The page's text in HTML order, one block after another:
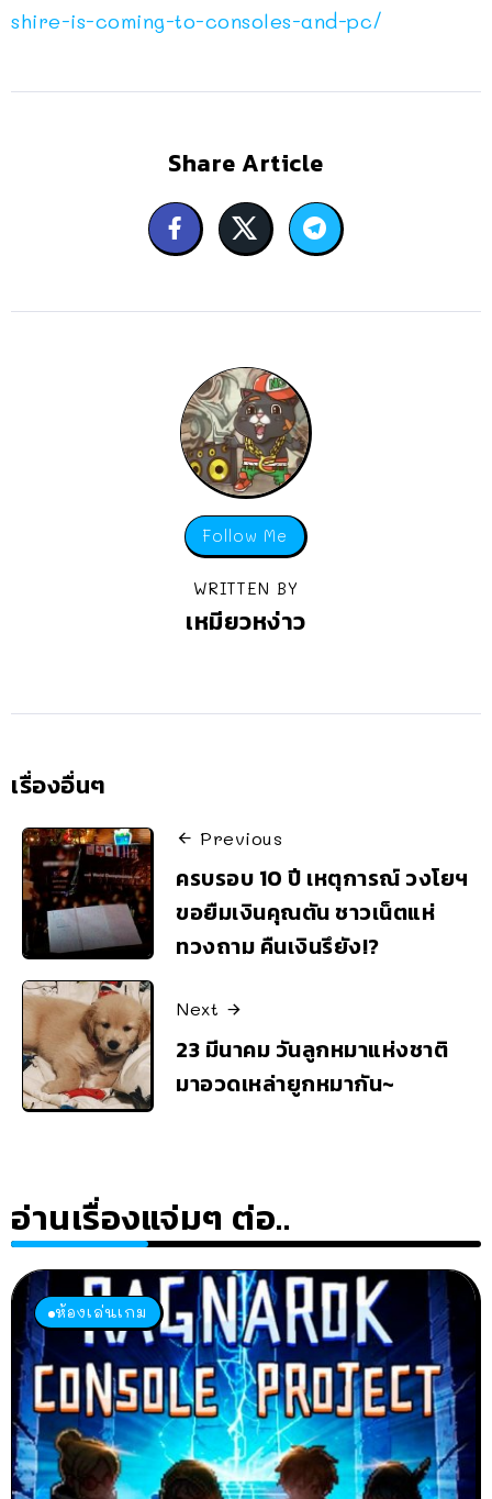
shire-is-coming-to-consoles-and-pc/
Share Article
Follow Me
WRITTEN BY
เหมียวหง่าว
เรื่องอื่นๆ
Previous
ครบรอบ 10 ปี เหตุการณ์ วงโยฯ
ขอยืมเงินคุณตัน ชาวเน็ตแห่
ทวงถาม คืนเงินรึยัง!?
Next
23 มีนาคม วันลูกหมาแห่งชาติ
มาอวดเหล่ายูกหมากัน~
อ่านเรื่องแจ่มๆ ต่อ..
ห้องเล่นเกม